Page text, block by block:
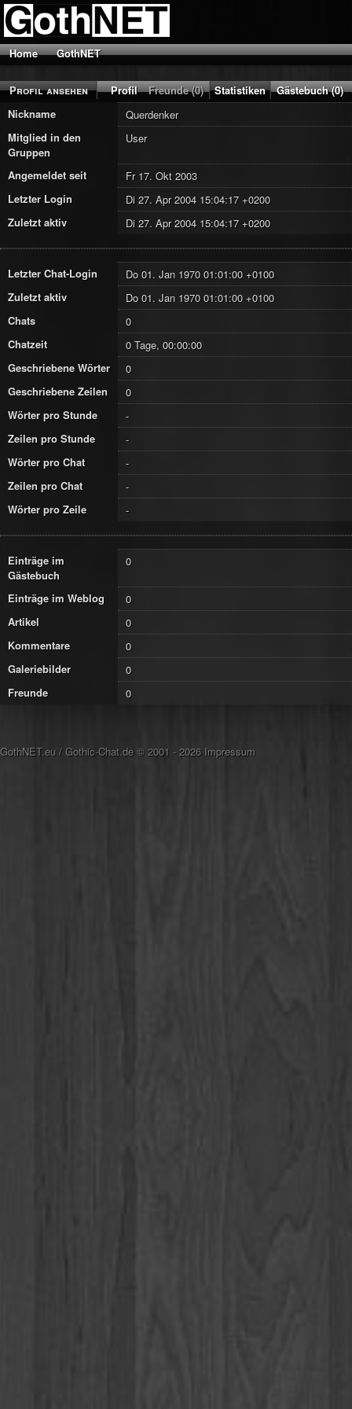
Home GothNET
Profil ansehen Profil Freunde (0) Statistiken
Gästebuch (0)
Nickname
Querdenker
Mitglied in den
Gruppen
User
Angemeldet seit
Fr 17. Okt 2003
Letzter Login
Di 27. Apr 2004 15:04:17 +0200
Zuletzt aktiv
Di 27. Apr 2004 15:04:17 +0200
Letzter Chat-Login
Do 01. Jan 1970 01:01:00 +0100
Zuletzt aktiv
Do 01. Jan 1970 01:01:00 +0100
Chats
0
Chatzeit
0 Tage, 00:00:00
Geschriebene Wörter
0
Geschriebene Zeilen
0
Wörter pro Stunde
-
Zeilen pro Stunde
-
Wörter pro Chat
-
Zeilen pro Chat
-
Wörter pro Zeile
-
Einträge im
Gästebuch
0
Einträge im Weblog
0
Artikel
0
Kommentare
0
Galeriebilder
0
Freunde
0
GothNET.eu /Gothic-Chat.de © 2001 - 2026 Impressum